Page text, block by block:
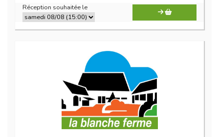
Réception souhaitée le